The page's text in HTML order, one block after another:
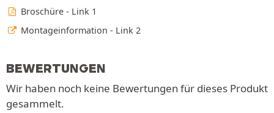
Broschüre - Link 1
Montageinformation - Link 2
BEWERTUNGEN
Wir haben noch keine Bewertungen für dieses Produkt
gesammelt.